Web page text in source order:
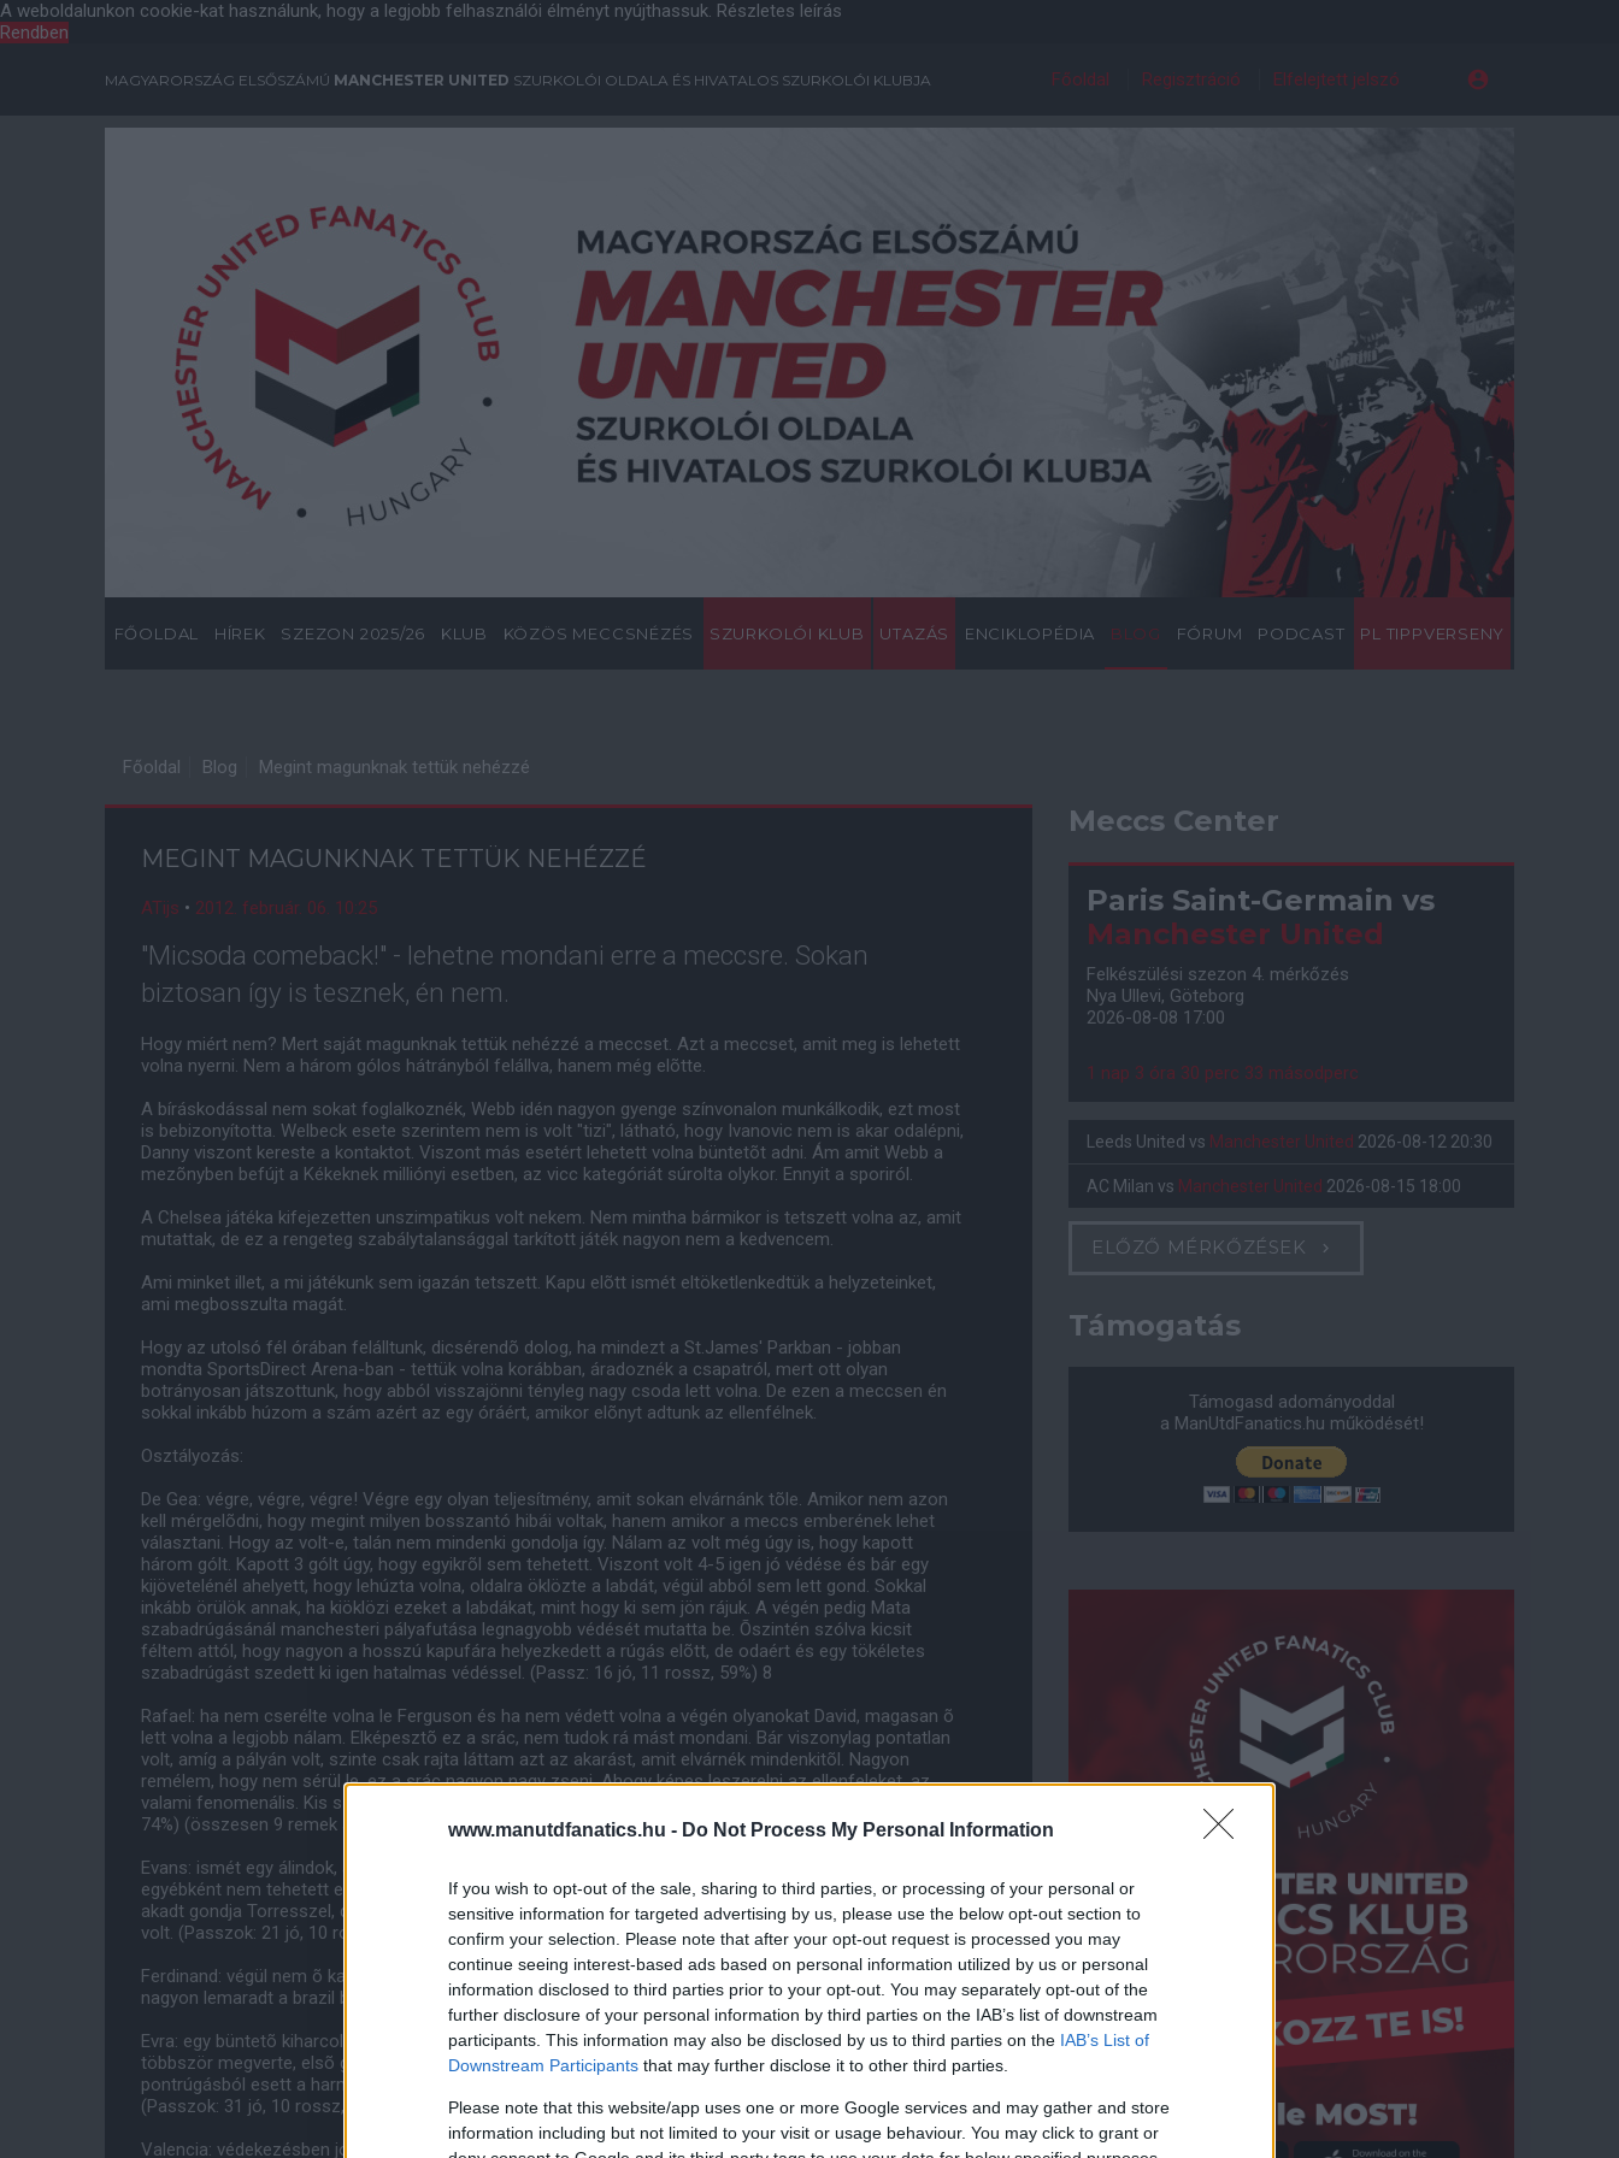
www.manutdfanatics.hu - Do Not Process My Personal Information
If you wish to opt-out of the sale, sharing to third parties, or processing of your personal or
sensitive information for targeted advertising by us, please use the below opt-out section to
confirm your selection. Please note that after your opt-out request is processed you may
continue seeing interest-based ads based on personal information utilized by us or personal
information disclosed to third parties prior to your opt-out. You may separately opt-out of the
further disclosure of your personal information by third parties on the IAB’s list of downstream
participants. This information may also be disclosed by us to third parties on the IAB’s List of
Downstream Participants that may further disclose it to other third parties.
Please note that this website/app uses one or more Google services and may gather and store
information including but not limited to your visit or usage behaviour. You may click to grant or
A weboldalunkon cookie-kat használunk, hogy a legjobb felhasználói élményt nyújthassuk. Részletes leírás
Rendben
MAGYARORSZÁG ELSŐSZÁMÚ MANCHESTER UNITED SZURKOLÓI OLDALA ÉS HIVATALOS SZURKOLÓI KLUBJA Főoldal Regisztráció Elfelejtett jelszó
FŐOLDAL HÍREK SZEZON 2025/26 KLUB KÖZÖS MECCSNÉZÉS SZURKOLÓI KLUB UTAZÁS ENCIKLOPÉDIA BLOG FÓRUM PODCAST PL TIPPVERSENY
Főoldal Blog Megint magunknak tettük nehézzé
MEGINT MAGUNKNAK TETTÜK NEHÉZZÉ
ATijs • 2012. február. 06. 10:25
"Micsoda comeback!" - lehetne mondani erre a meccsre. Sokan
biztosan így is tesznek, én nem.
Hogy miért nem? Mert saját magunknak tettük nehézzé a meccset. Azt a meccset, amit meg is lehetett
volna nyerni. Nem a három gólos hátrányból felállva, hanem még elõtte.
A bíráskodással nem sokat foglalkoznék, Webb idén nagyon gyenge színvonalon munkálkodik, ezt most
is bebizonyította. Welbeck esete szerintem nem is volt "tizi", látható, hogy Ivanovic nem is akar odalépni,
Danny viszont kereste a kontaktot. Viszont más esetért lehetett volna büntetõt adni. Ám amit Webb a
mezõnyben befújt a Kékeknek milliónyi esetben, az vicc kategóriát súrolta olykor. Ennyit a sporiról.
A Chelsea játéka kifejezetten unszimpatikus volt nekem. Nem mintha bármikor is tetszett volna az, amit
mutattak, de ez a rengeteg szabálytalansággal tarkított játék nagyon nem a kedvencem.
Ami minket illet, a mi játékunk sem igazán tetszett. Kapu elõtt ismét eltöketlenkedtük a helyzeteinket,
ami megbosszulta magát.
Hogy az utolsó fél órában felálltunk, dicsérendõ dolog, ha mindezt a St.James' Parkban - jobban
mondta SportsDirect Arena-ban - tettük volna korábban, áradoznék a csapatról, mert ott olyan
botrányosan játszottunk, hogy abból visszajönni tényleg nagy csoda lett volna. De ezen a meccsen én
sokkal inkább húzom a szám azért az egy óráért, amikor elõnyt adtunk az ellenfélnek.
Osztályozás:
De Gea: végre, végre, végre! Végre egy olyan teljesítmény, amit sokan elvárnánk tõle. Amikor nem azon
kell mérgelõdni, hogy megint milyen bosszantó hibái voltak, hanem amikor a meccs emberének lehet
választani. Hogy az volt-e, talán nem mindenki gondolja így. Nálam az volt még úgy is, hogy kapott
három gólt. Kapott 3 gólt úgy, hogy egyikrõl sem tehetett. Viszont volt 4-5 igen jó védése és bár egy
kijövetelénél ahelyett, hogy lehúzta volna, oldalra öklözte a labdát, végül abból sem lett gond. Sokkal
inkább örülök annak, ha kiöklözi ezeket a labdákat, mint hogy ki sem jön rájuk. A végén pedig Mata
szabadrúgásánál manchesteri pályafutása legnagyobb védését mutatta be. Õszintén szólva kicsit
féltem attól, hogy nagyon a hosszú kapufára helyezkedett a rúgás elõtt, de odaért és egy tökéletes
szabadrúgást szedett ki igen hatalmas védéssel. (Passz: 16 jó, 11 rossz, 59%) 8
Rafael: ha nem cserélte volna le Ferguson és ha nem védett volna a végén olyanokat David, magasan õ
lett volna a legjobb nálam. Elképesztõ ez a srác, nem tudok rá mást mondani. Bár viszonylag pontatlan
volt, amíg a pályán volt, szinte csak rajta láttam azt az akarást, amit elvárnék mindenkitõl. Nagyon
remélem, hogy nem sérül le, ez a srác nagyon nagy zseni. Ahogy képes leszerelni az ellenfeleket, az
valami fenomenális. Kis szépséghiba, hogy Mata góljánál lemaradt emberérõl. (Passzok: 23 jó, 8 rossz,
74%) (összesen 9 remek szerelése volt) 8
Evans: ismét egy álindok, amiért elõ lehet szedni az alulértékelt Jonny-t. Mert ugye öngólt vétett. Amirõl
egyébként nem tehetett egyáltalán. Sõt, az elsõ félidõben igen kimagaslóan teljesített, bár a másodikban
akadt gondja Torresszel, de egyik gólban nem volt benne. Ellenben magához képes roppant pontatlan
volt. (Passzok: 21 jó, 10 rossz, 68%) 6
Ferdinand: végül nem õ kapta a csúzli harmadik gólját öngólként, hanem Luiznak írták, azonban akkor, ott
nagyon lemaradt a brazil balázspaliról. (Passzok: 25 jó, 3 rossz, 89%) 6,5
Evra: egy büntetõ kiharcolása az õ érdeme, ezzel szinte ki is merült a pozitívumok száma. Sturridge
többször megverte, elsõ gól elõtt kifejezetten csúnyán, majd az õ szabálytalansága után elvégzett
pontrúgásból esett a harmadik gól, bár ezt nem varrom a nyakába. Ennél õ sokkal többre képes.
(Passzok: 31 jó, 10 rossz, 76%) 5
Valencia: védekezésben jó volt, rengeteg szerelési kísérlet(15) jellemezte a játékát, amibõl nyolc sikeres
Meccs Center
Paris Saint-Germain vs
Manchester United
Felkészülési szezon 4. mérkőzés
Nya Ullevi, Göteborg
2026-08-08 17:00
1 nap 3 óra 30 perc 32 másodperc
Leeds United vs Manchester United 2026-08-12 20:30
AC Milan vs Manchester United 2026-08-15 18:00
ELŐZŐ MÉRKŐZÉSEK
Támogatás
Támogasd adományoddal
a ManUtdFanatics.hu működését!